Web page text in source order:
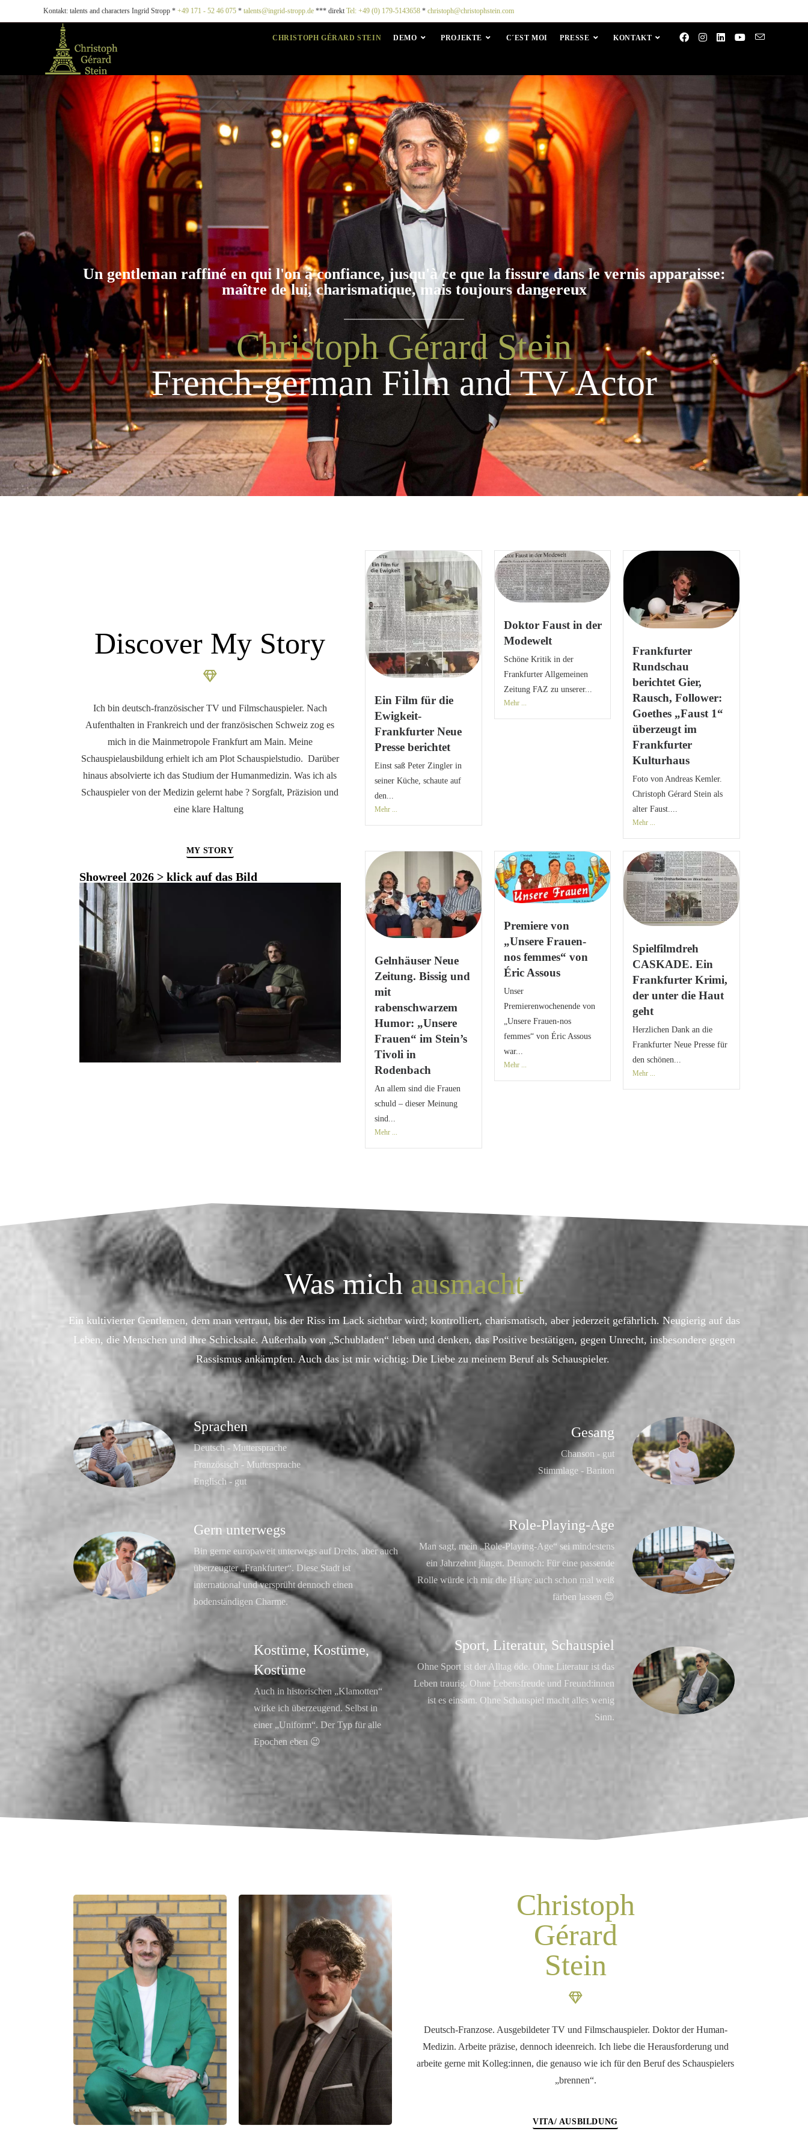
Kontakt: talents and characters Ingrid Stropp * +49 171 - 52 46 075 * talents@ingrid-stropp.de *** direkt Tel: +49 (0) 179-5143658 * christoph@christophstein.com
CHRISTOPH GÉRARD STEIN DEMO PROJEKTE C´EST MOI PRESSE KONTAKT
Un gentleman raffiné en qui l'on a confiance, jusqu'à ce que la fissure dans le vernis apparaisse:
maître de lui, charismatique, mais toujours dangereux
Christoph Gérard Stein
French-german Film and TV Actor
Discover My Story
Ich bin deutsch-französischer TV und Filmschauspieler. Nach
Aufenthalten in Frankreich und der französischen Schweiz zog es
mich in die Mainmetropole Frankfurt am Main. Meine
Schauspielausbildung erhielt ich am Plot Schauspielstudio. Darüber
hinaus absolvierte ich das Studium der Humanmedizin. Was ich als
Schauspieler von der Medizin gelernt habe ? Sorgfalt, Präzision und
eine klare Haltung
MY STORY
Showreel 2026 > klick auf das Bild
Ein Film für die
Ewigkeit-
Frankfurter Neue
Presse berichtet
Einst saß Peter Zingler in
seiner Küche, schaute auf
den...
Mehr ...
Doktor Faust in der
Modewelt
Schöne Kritik in der
Frankfurter Allgemeinen
Zeitung FAZ zu unserer...
Mehr ...
Frankfurter
Rundschau
berichtet Gier,
Rausch, Follower:
Goethes „Faust 1“
überzeugt im
Frankfurter
Kulturhaus
Foto von Andreas Kemler.
Christoph Gérard Stein als
alter Faust....
Mehr ...
Gelnhäuser Neue
Zeitung. Bissig und
mit
rabenschwarzem
Humor: „Unsere
Frauen“ im Stein’s
Tivoli in
Rodenbach
An allem sind die Frauen
schuld – dieser Meinung
sind...
Mehr ...
Premiere von
„Unsere Frauen-
nos femmes“ von
Éric Assous
Unser
Premierenwochenende von
„Unsere Frauen-nos
femmes“ von Éric Assous
war...
Mehr ...
Spielfilmdreh
CASKADE. Ein
Frankfurter Krimi,
der unter die Haut
geht
Herzlichen Dank an die
Frankfurter Neue Presse für
den schönen...
Mehr ...
Was michausmacht
Ein kultivierter Gentlemen, dem man vertraut, bis der Riss im Lack sichtbar wird; kontrolliert, charismatisch, aber jederzeit gefährlich. Neugierig auf das
Leben, die Menschen und ihre Schicksale. Außerhalb von „Schubladen“ leben und denken, das Positive bestätigen, gegen Unrecht, insbesondere gegen
Rassismus ankämpfen. Auch das ist mir wichtig: Die Liebe zu meinem Beruf als Schauspieler.
Sprachen
Deutsch - Muttersprache
Französisch - Muttersprache
Englisch - gut
Gern unterwegs
Bin gerne europaweit unterwegs auf Drehs, aber auch
überzeugter „Frankfurter“. Diese Stadt ist
international und versprüht dennoch einen
bodenständigen Charme.
Kostüme, Kostüme,
Kostüme
Auch in historischen „Klamotten“
wirke ich überzeugend. Selbst in
einer „Uniform“. Der Typ für alle
Epochen eben 😉
Gesang
Chanson - gut
Stimmlage - Bariton
Role-Playing-Age
Man sagt, mein „Role-Playing-Age“ sei mindestens
ein Jahrzehnt jünger. Dennoch: Für eine passende
Rolle würde ich mir die Haare auch schon mal weiß
färben lassen 😊
Sport, Literatur, Schauspiel
Ohne Sport ist der Alltag öde. Ohne Literatur ist das
Leben traurig. Ohne Lebensfreude und Freund:innen
ist es einsam. Ohne Schauspiel macht alles wenig
Sinn.
Christoph
Gérard
Stein
Deutsch-Franzose. Ausgebildeter TV und Filmschauspieler. Doktor der Human-
Medizin. Arbeite präzise, dennoch ideenreich. Ich liebe die Herausforderung und
arbeite gerne mit Kolleg:innen, die genauso wie ich für den Beruf des Schauspielers
„brennen“.
VITA/ AUSBILDUNG